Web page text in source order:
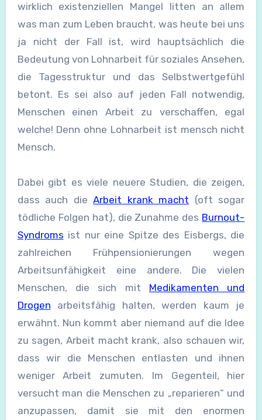
wirklich existenziellen Mangel litten an allem
was man zum Leben braucht, was heute bei uns
ja nicht der Fall ist, wird hauptsächlich die
Bedeutung von Lohnarbeit für soziales Ansehen,
die Tagesstruktur und das Selbstwertgefühl
betont. Es sei also auf jeden Fall notwendig,
Menschen einen Arbeit zu verschaffen, egal
welche! Denn ohne Lohnarbeit ist mensch nicht
Mensch.
Dabei gibt es viele neuere Studien, die zeigen,
dass auch dieArbeit krank macht (oft sogar
tödliche Folgen hat), die Zunahme des Burnout-
Syndroms ist nur eine Spitze des Eisbergs, die
zahlreichen Frühpensionierungen wegen
Arbeitsunfähigkeit eine andere. Die vielen
Menschen, die sich mit Medikamenten und
Drogen arbeitsfähig halten, werden kaum je
erwähnt. Nun kommt aber niemand auf die Idee
zu sagen, Arbeit macht krank, also schauen wir,
dass wir die Menschen entlasten und ihnen
weniger Arbeit zumuten. Im Gegenteil, hier
versucht man die Menschen zu „reparieren“ und
anzupassen, damit sie mit den enormen